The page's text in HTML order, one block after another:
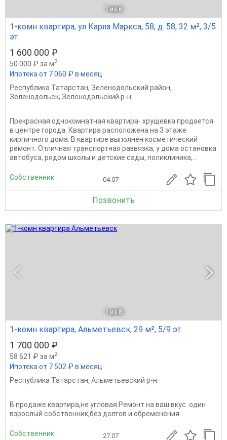
1 из 6
1-комн квартира, ул Карла Маркса, 58, д. 58, 32 м², 3/5
эт.
1 600 000 ₽
50 000 ₽ за м2
Ипотека от 7 060 ₽ в месяц
Республика Татарстан, Зеленодольский район,
Зеленодольск, Зеленодольский р-н
Прекрасная однокомнатная квартира- хрущевка продается
в центре города. Квартира расположена на 3 этаже
кирпичного дома. В квартире выполнен косметический
ремонт. Отличная транспортная развязка, у дома остановка
автобуса, рядом школы и детские сады, поликлиника,...
Собственник 04.07
Позвонить
1 из 8
1-комн квартира, Альметьевск, 29 м², 5/9 эт.
1 700 000 ₽
58 621 ₽ за м2
Ипотека от 7 502 ₽ в месяц
Республика Татарстан, Альметьевский р-н
В продаже квартира,не угловая.Ремонт на ваш вкус. один
взрослый собственник,без долгов и обременения.
Собственник 27.07